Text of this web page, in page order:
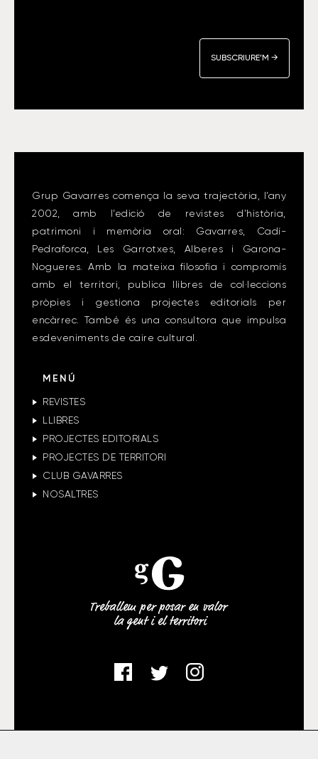
Grup Gavarres comença la seva trajectòria, l’any
2002, amb l’edició de revistes d’història,
patrimoni i memòria oral: Gavarres, Cadí-
Pedraforca, Les Garrotxes, Alberes i Garona-
Nogueres. Amb la mateixa filosofia i compromís
amb el territori, publica llibres de col·leccions
pròpies i gestiona projectes editorials per
encàrrec. També és una consultora que impulsa
esdeveniments de caire cultural.
MENÚ
REVISTES
LLIBRES
PROJECTES EDITORIALS
PROJECTES DE TERRITORI
CLUB GAVARRES
NOSALTRES